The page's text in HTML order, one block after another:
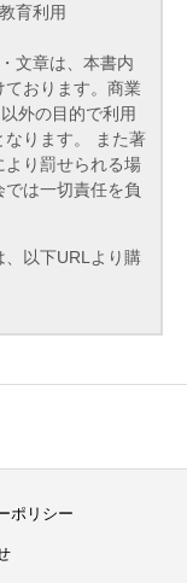
育利用
文章は、本書内
おります。商業
外の目的で利用
ります。 また著
より罰せられる場
は一切責任を負
、以下URLより購
ポリシー